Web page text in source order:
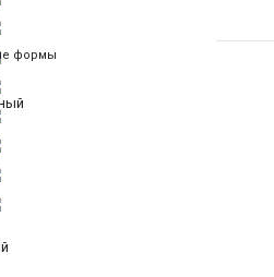
формы